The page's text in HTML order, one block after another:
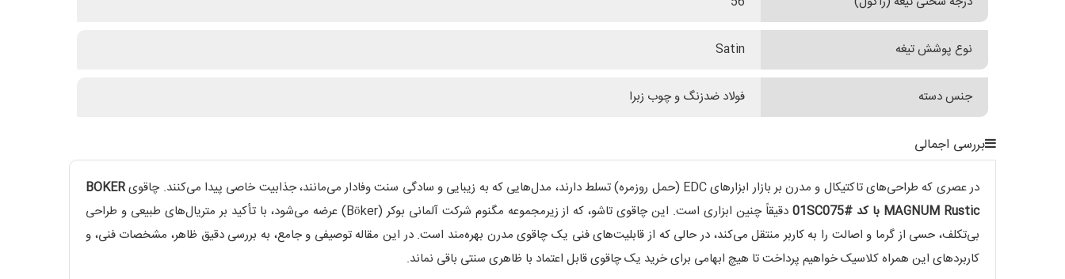
نوع پوشش تیغه Satin
جنس دسته فولاد ضدزنگ و چوب زبرا
بررسی اجمالی
در عصری که طراحی‌های تاکتیکال و مدرن بر بازار ابزارهای EDC (حمل روزمره) تسلط دارند، مدل‌هایی که به زیبایی و سادگی سنت وفادار می‌مانند، جذابیت خاصی پیدا می‌کنند. چاقوی
BOKER
MAGNUM Rustic با کد #01SC075
دقیقاً چنین ابزاری است. این چاقوی تاشو، که از زیرمجموعه مگنوم شرکت آلمانی بوکر (Böker) عرضه می‌شود، با تأکید بر متریال‌های طبیعی و طراحی
بی‌تکلف، حسی از گرما و اصالت را به کاربر منتقل می‌کند، در حالی که از قابلیت‌های فنی یک چاقوی مدرن بهره‌مند است. در این مقاله توصیفی و جامع، به بررسی دقیق ظاهر، مشخصات فنی، و
کاربردهای این همراه کلاسیک خواهیم پرداخت تا هیچ ابهامی برای خرید یک چاقوی قابل اعتماد با ظاهری سنتی باقی نماند.